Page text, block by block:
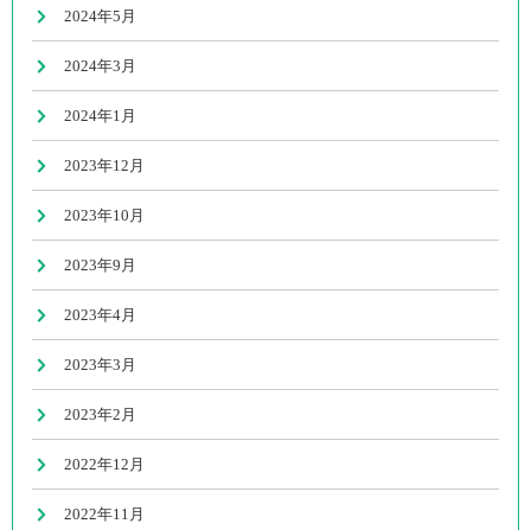
2024年5月
2024年3月
2024年1月
2023年12月
2023年10月
2023年9月
2023年4月
2023年3月
2023年2月
2022年12月
2022年11月